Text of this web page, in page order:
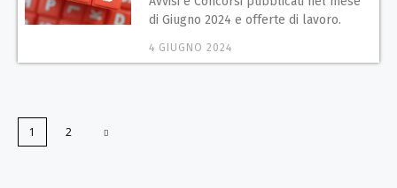
di Giugno 2024 e offerte di lavoro.
4 GIUGNO 2024
1 2